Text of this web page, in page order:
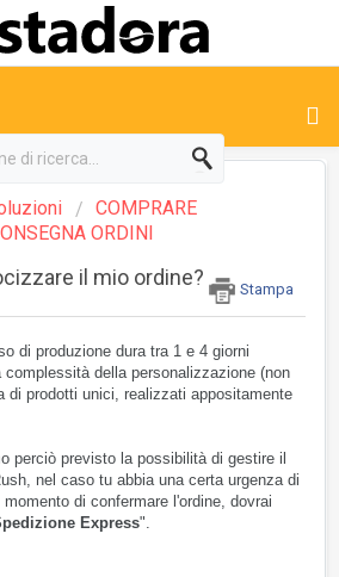
COMPRARE
ORDINI
il mio ordine? Stampa
di produzione dura tra 1 e 4 giorni
complessità della personalizzazione (non
di prodotti unici, realizzati appositamente
perciò previsto la possibilità di gestire il
nel caso tu abbia una certa urgenza di
di confermare l'ordine, dovrai
Express".